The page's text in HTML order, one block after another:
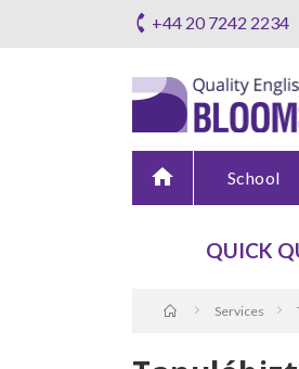
+44 20 7242 2234
home School
QUICK
Services